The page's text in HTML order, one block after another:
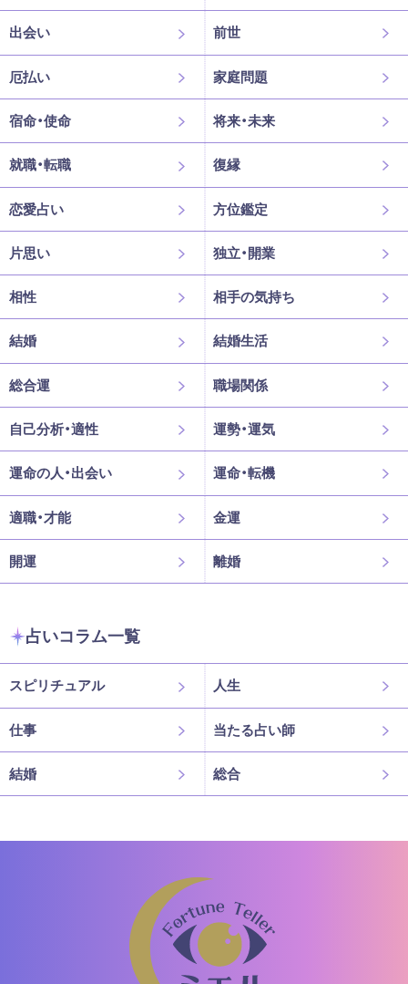
出会い 前世
厄払い 家庭問題
宿命・使命 将来・未来
就職・転職 復縁
恋愛占い 方位鑑定
片思い 独立・開業
相性 相手の気持ち
結婚 結婚生活
総合運 職場関係
自己分析・適性 運勢・運気
運命の人・出会い 運命・転機
適職・才能 金運
開運 離婚
占いコラム一覧
スピリチュアル 人生
仕事 当たる占い師
結婚 総合